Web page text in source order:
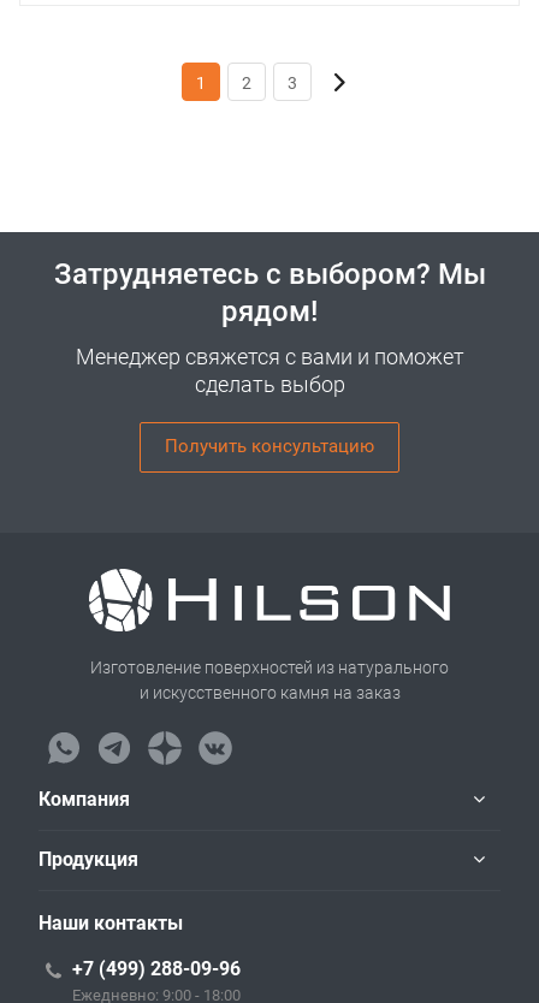
1 2 3
Затрудняетесь с выбором? Мы
рядом!
Менеджер свяжется с вами и поможет
сделать выбор
Получить консультацию
Изготовление поверхностей из натурального
и искусственного камня на заказ
Компания
Продукция
Наши контакты
+7 (499) 288-09-96
Ежедневно: 9:00 - 18:00